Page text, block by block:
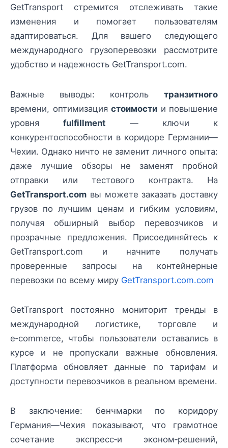
GetTransport стремится отслеживать такие
изменения и помогает пользователям
адаптироваться. Для вашего следующего
международного грузоперевозки рассмотрите
удобство и надежность GetTransport.com.
Важные выводы: контроль транзитного
времени, оптимизация стоимости и повышение
уровня fulfillment — ключи к
конкурентоспособности в коридоре Германии—
Чехии. Однако ничто не заменит личного опыта:
даже лучшие обзоры не заменят пробной
отправки или тестового контракта. На
GetTransport.com вы можете заказать доставку
грузов по лучшим ценам и гибким условиям,
получая обширный выбор перевозчиков и
прозрачные предложения. Присоединяйтесь к
GetTransport.com и начните получать
проверенные запросы на контейнерные
перевозки по всему миру GetTransport.com.com
GetTransport постоянно мониторит тренды в
международной логистике, торговле и
e‑commerce, чтобы пользователи оставались в
курсе и не пропускали важные обновления.
Платформа обновляет данные по тарифам и
доступности перевозчиков в реальном времени.
В заключение: бенчмарки по коридору
Германия—Чехия показывают, что грамотное
сочетание экспресс‑и эконом‑решений,